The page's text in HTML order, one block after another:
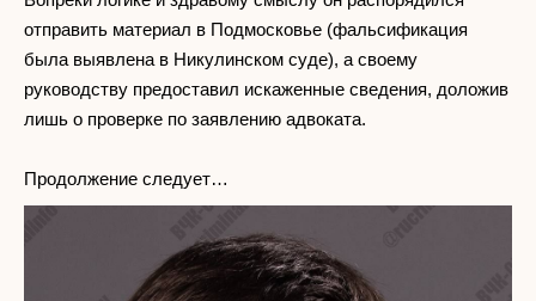
отправить материал в Подмосковье (фальсификация
была выявлена в Никулинском суде), а своему
руководству предоставил искаженные сведения, доложив
лишь о проверке по заявлению адвоката.
Продолжение следует…